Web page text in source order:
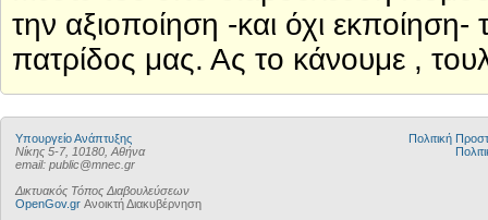
την αξιοποίηση -και όχι
πατρίδος μας. Ας το κάνουμε ,
Υπουργείο Ανάπτυξης
Νίκης 5-7, 10180, Αθήνα
email: public@mnec.gr
Δικτυακός Τόπος Διαβουλεύσεων
OpenGov.gr Ανοικτή Διακυβέρνηση
Πολιτική